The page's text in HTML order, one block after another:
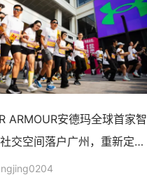
ARMOUR安德玛全球首家智
交空间落户广州，重新定义
体验